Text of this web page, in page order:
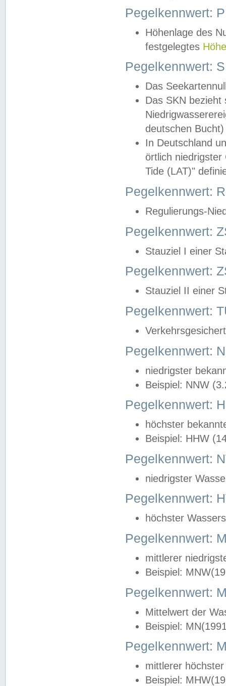
Pegelkennwert:
Höhenlage des
festgelegtes
Pegelkennwert:
Das
Das SKN
deutschen
In Deutschland
örtlich
Tide (LAT)"
Pegelkennwert:
Regulierungs-
Pegelkennwert:
Stauziel I einer
Pegelkennwert:
Stauziel II einer
Pegelkennwert:
Pegelkennwert:
niedrigster
Beispiel: NNW
Pegelkennwert:
höchster
Beispiel: HHW
Pegelkennwert:
niedrigster
Pegelkennwert:
höchster
Pegelkennwert:
mittlerer
Beispiel:
Pegelkennwert:
Mittelwert der
Beispiel:
Pegelkennwert:
mittlerer
Beispiel: